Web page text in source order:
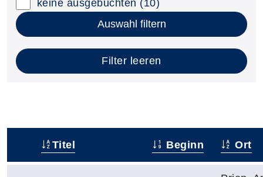
keine ausgebuchten (10)
Auswahl filtern
Filter leeren
Titel Beginn Ort